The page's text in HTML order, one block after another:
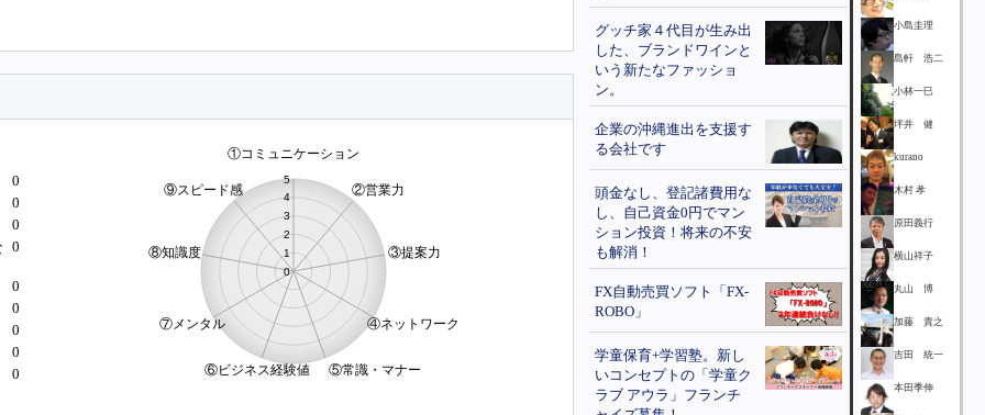
0
0
0
0
0
0
0
0
0
グッチ家４代目が生み出
した、ブランドワインと
いう新たなファッショ
ン。
企業の沖縄進出を支援す
る会社です
頭金なし、登記諸費用な
し、自己資金0円でマン
ション投資！将来の不安
も解消！
FX自動売買ソフト「FX-
ROBO」
学童保育+学習塾。新し
いコンセプトの「学童ク
ラブ アウラ」フランチ
小島圭理
島軒 浩二
小林一巳
坪井 健
kurano
木村 孝
原田義行
横山祥子
丸山 博
加藤 貴之
吉田 統一
本田季伸